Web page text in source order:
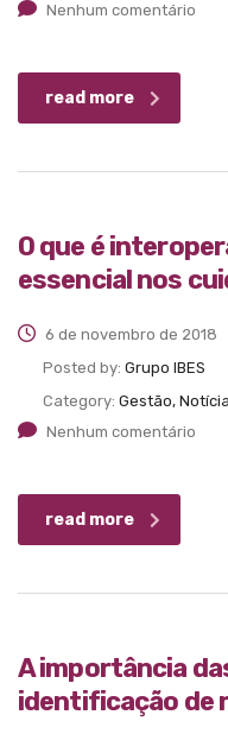
Nenhum comentário
read more
O que é
essencial nos
6 de novembro de 2018
Posted by: Grupo IBES
Category: Gestão,
Nenhum comentário
read more
A importância
identificação de